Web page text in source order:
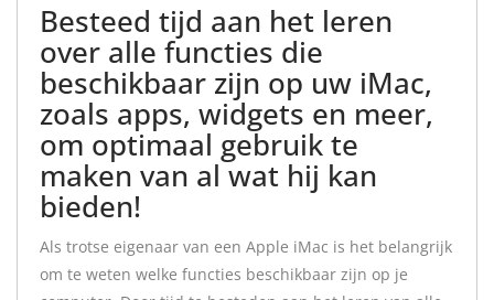
Besteed tijd aan het leren
over alle functies die
beschikbaar zijn op uw iMac,
zoals apps, widgets en meer,
om optimaal gebruik te
maken van al wat hij kan
bieden!
Als trotse eigenaar van een Apple iMac is het belangrijk
om te weten welke functies beschikbaar zijn op je